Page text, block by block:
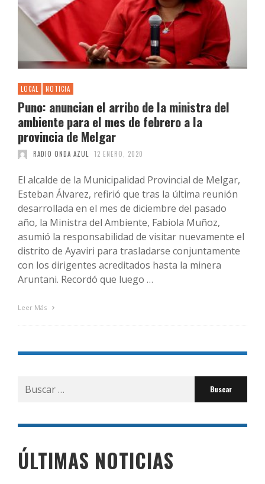
LOCAL NOTICIA
Puno: anuncian el arribo de la ministra del
ambiente para el mes de febrero a la
provincia de Melgar
RADIO ONDA AZUL 12 ENERO, 2020
El alcalde de la Municipalidad Provincial de Melgar,
Esteban Álvarez, refirió que tras la última reunión
desarrollada en el mes de diciembre del pasado
año, la Ministra del Ambiente, Fabiola Muñoz,
asumió la responsabilidad de visitar nuevamente el
distrito de Ayaviri para trasladarse conjuntamente
con los dirigentes acreditados hasta la minera
Aruntani. Recordó que luego …
Leer Más
Buscar
por:
ÚLTIMAS NOTICIAS